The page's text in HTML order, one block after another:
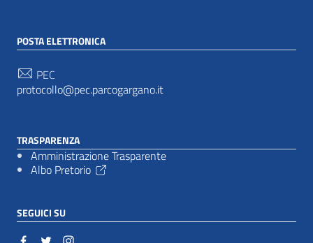
POSTA ELETTRONICA
PEC
protocollo@pec.parcogargano.it
TRASPARENZA
Amministrazione Trasparente
Albo Pretorio
SEGUICI SU